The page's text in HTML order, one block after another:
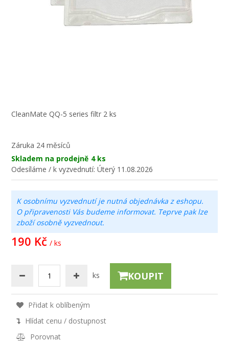
CleanMate QQ-5 series filtr 2 ks
Záruka 24 měsíců
Skladem na prodejně 4 ks
Odesíláme / k vyzvednutí:Úterý 11.08.2026
K osobnímu vyzvednutí je nutná objednávka z eshopu.
O připravenosti Vás budeme informovat. Teprve pak lze
zboží osobně vyzvednout.
190 Kč / ks
ks KOUPIT
Přidat k oblíbeným
Hlídat cenu / dostupnost
Porovnat